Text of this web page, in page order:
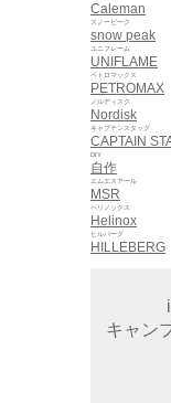
Caleman
snow peak
スノーピーク
UNIFLAME
ユニフレーム
PETROMAX
ペトロマックス
Nordisk
ノルディスク
CAPTAIN
キャプテンスタッグ
自作
DIY
MSR
エムエスアール
Helinox
ヘリノックス
HILLEBERG
ヒルバーグ
キャン